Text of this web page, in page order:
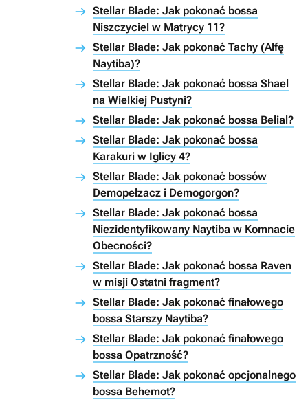
Stellar Blade: Jak pokonać bossa
Niszczyciel w Matrycy 11?
Stellar Blade: Jak pokonać Tachy (Alfę
Naytiba)?
Stellar Blade: Jak pokonać bossa Shael
na Wielkiej Pustyni?
Stellar Blade: Jak pokonać bossa Belial?
Stellar Blade: Jak pokonać bossa
Karakuri w Iglicy 4?
Stellar Blade: Jak pokonać bossów
Demopełzacz i Demogorgon?
Stellar Blade: Jak pokonać bossa
Niezidentyfikowany Naytiba w Komnacie
Obecności?
Stellar Blade: Jak pokonać bossa Raven
w misji Ostatni fragment?
Stellar Blade: Jak pokonać finałowego
bossa Starszy Naytiba?
Stellar Blade: Jak pokonać finałowego
bossa Opatrzność?
Stellar Blade: Jak pokonać opcjonalnego
bossa Behemot?